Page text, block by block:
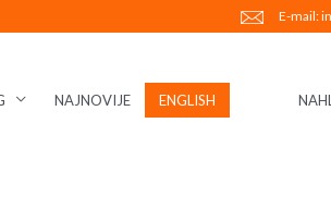
E-mail:
NAJNOVIJE ENGLISH